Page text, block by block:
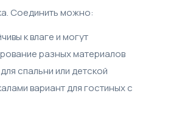
Соединить можно:
к влаге и могут
разных материалов
спальни или детской
вариант для гостиных с